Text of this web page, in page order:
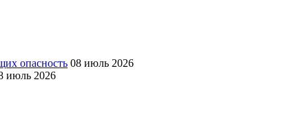
опасность 08 июль 2026
июль 2026